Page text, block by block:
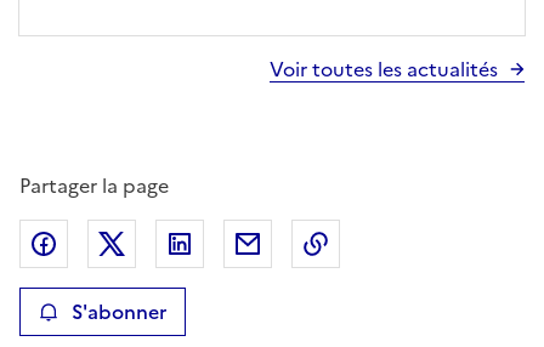
i
r
s
i
Voir toutes les actualités
Partager la page
Partager sur Facebook
Partager sur XPartager sur LinkedIn
Partager par email
S'abonner